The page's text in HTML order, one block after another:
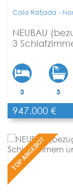
Cala Ratjada -
NEUBAU
3
3 3
947.000 €
Teilen
[shariff
Privatpool"
neubau-
3/"]
TOP ANGEBOT